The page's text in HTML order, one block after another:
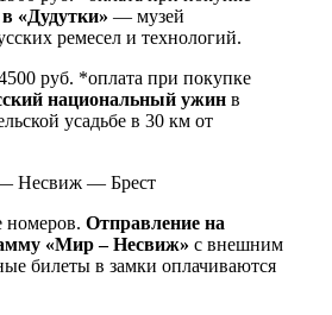
в «Дудутки» — музей
ремесел и технологий.
руб. *оплата при покупке
национальный ужин в
усадьбе в 30 км от
— Брест
номеров. Отправление на
«Мир – Несвиж» с внешним
билеты в замки оплачиваются